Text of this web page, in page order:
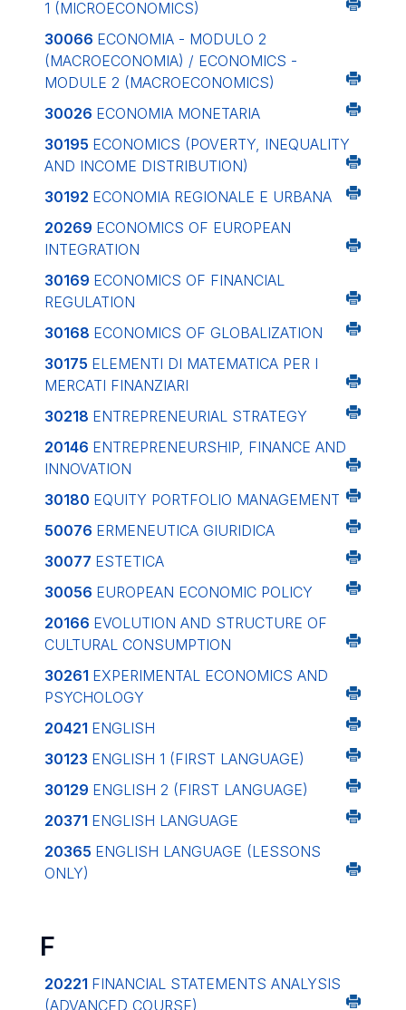
1 (MICROECONOMICS)
30066 ECONOMIA - MODULO 2
(MACROECONOMIA) / ECONOMICS -
MODULE 2 (MACROECONOMICS)
30026 ECONOMIA MONETARIA
30195 ECONOMICS (POVERTY, INEQUALITY
AND INCOME DISTRIBUTION)
30192 ECONOMIA REGIONALE E URBANA
20269 ECONOMICS OF EUROPEAN
INTEGRATION
30169 ECONOMICS OF FINANCIAL
REGULATION
30168 ECONOMICS OF GLOBALIZATION
30175 ELEMENTI DI MATEMATICA PER I
MERCATI FINANZIARI
30218 ENTREPRENEURIAL STRATEGY
20146 ENTREPRENEURSHIP, FINANCE AND
INNOVATION
30180 EQUITY PORTFOLIO MANAGEMENT
50076 ERMENEUTICA GIURIDICA
30077 ESTETICA
30056 EUROPEAN ECONOMIC POLICY
20166 EVOLUTION AND STRUCTURE OF
CULTURAL CONSUMPTION
30261 EXPERIMENTAL ECONOMICS AND
PSYCHOLOGY
20421 ENGLISH
30123 ENGLISH 1 (FIRST LANGUAGE)
30129 ENGLISH 2 (FIRST LANGUAGE)
20371 ENGLISH LANGUAGE
20365 ENGLISH LANGUAGE (LESSONS
ONLY)
F
20221 FINANCIAL STATEMENTS ANALYSIS
(ADVANCED COURSE)